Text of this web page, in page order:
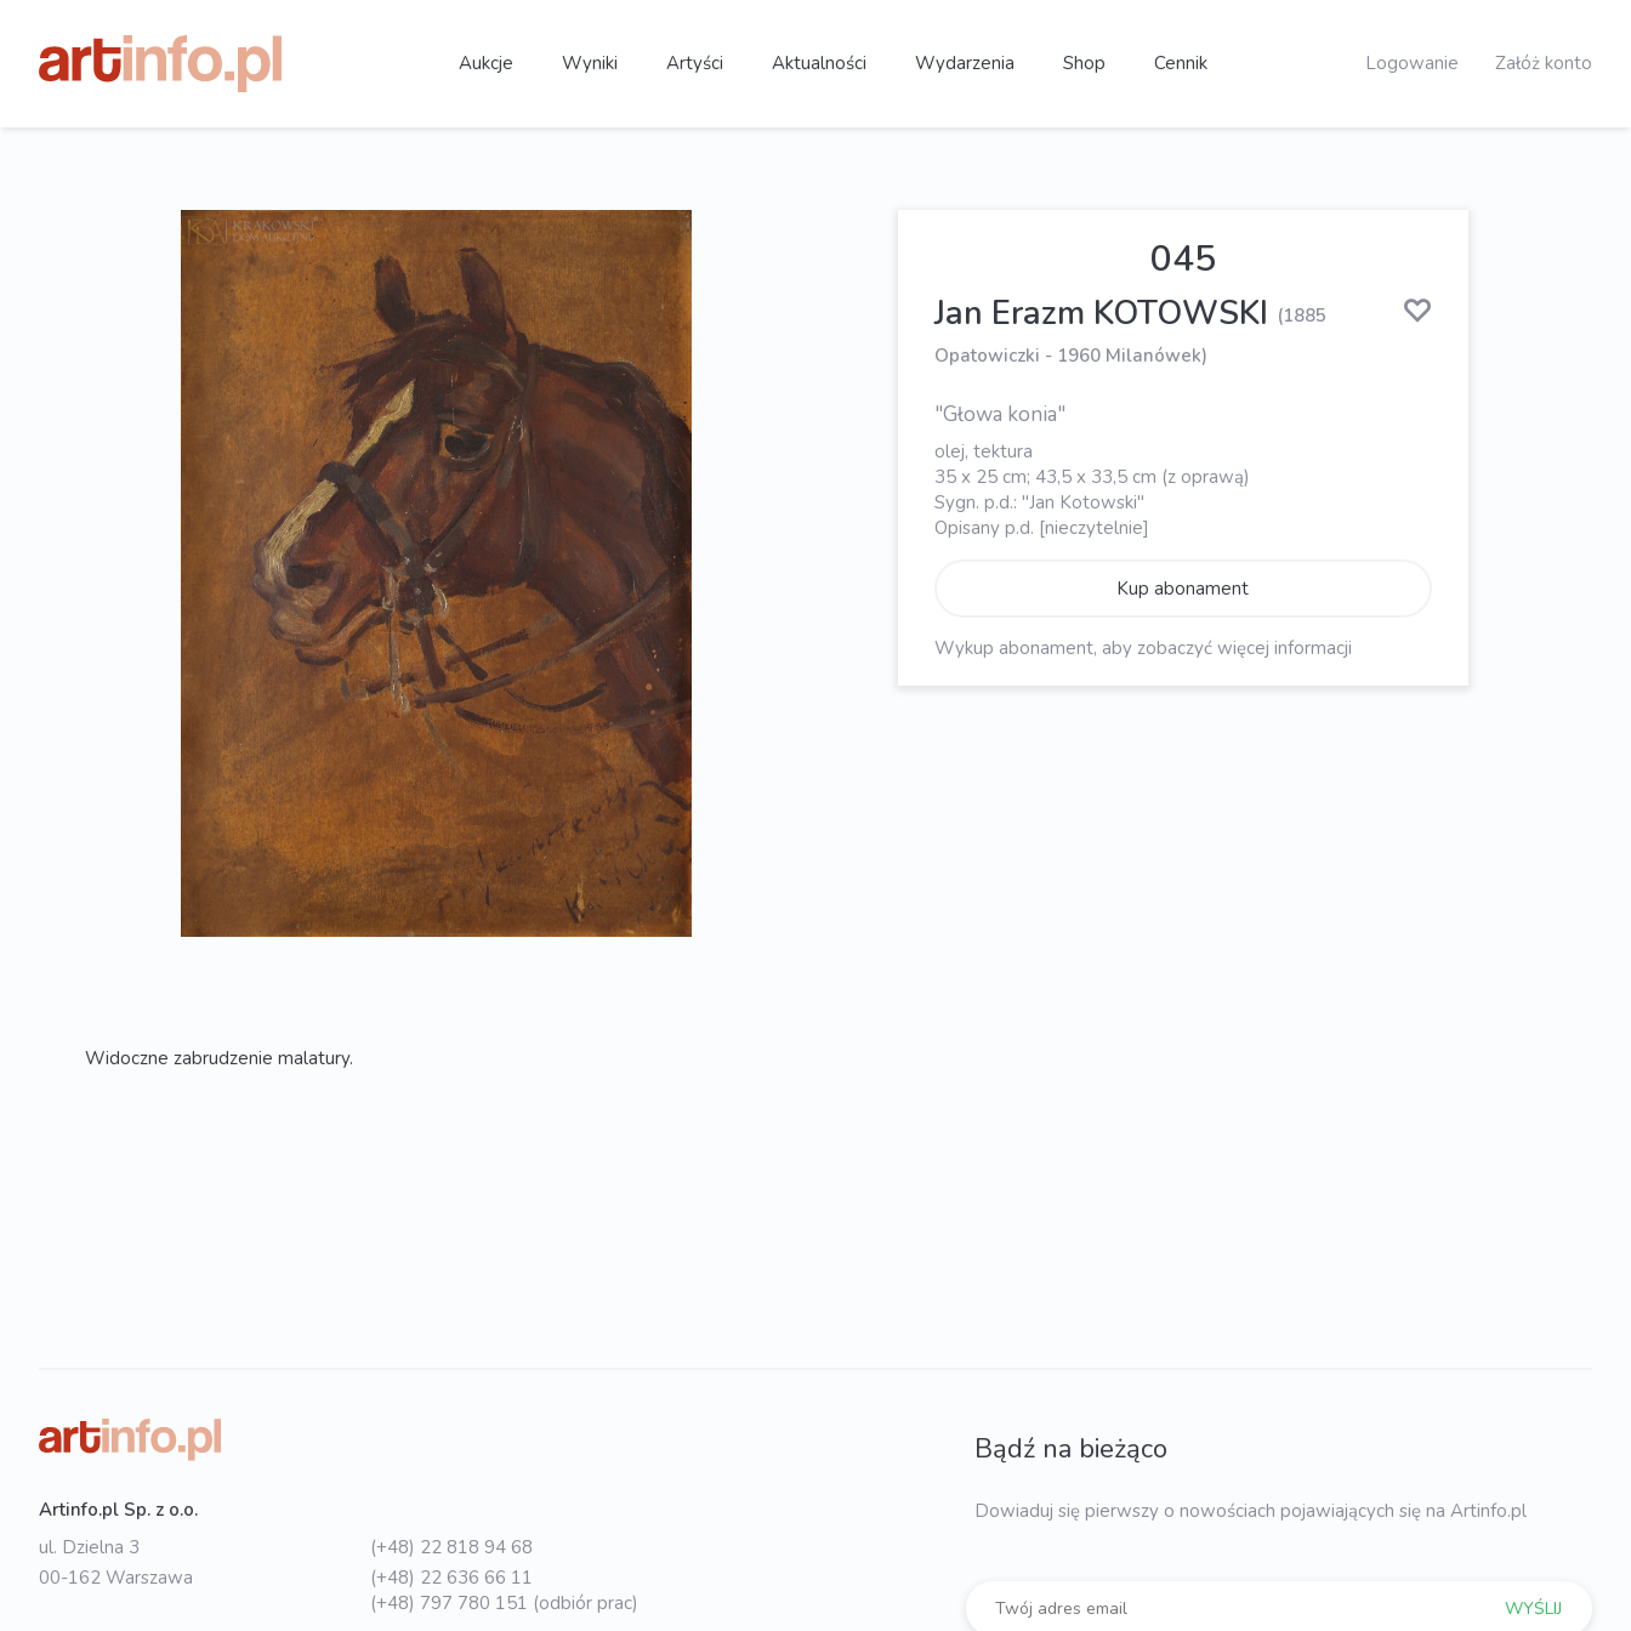
Aukcje Wyniki Artyści Aktualności Wydarzenia Shop Cennik Logowanie Załóż konto
Widoczne zabrudzenie malatury.
045
Jan Erazm KOTOWSKI (1885
Opatowiczki - 1960 Milanówek)
"Głowa konia"
olej, tektura
35 x 25 cm; 43,5 x 33,5 cm (z oprawą)
Sygn. p.d.: "Jan Kotowski"
Opisany p.d. [nieczytelnie]
Kup abonament
Wykup abonament, aby zobaczyć więcej informacji
Artinfo.pl Sp. z o.o.
ul. Dzielna 3
00-162 Warszawa
(+48) 22 818 94 68
(+48) 22 636 66 11
(+48) 797 780 151 (odbiór prac)
Bądź na bieżąco
Dowiaduj się pierwszy o nowościach pojawiających się na Artinfo.pl
WYŚLIJ